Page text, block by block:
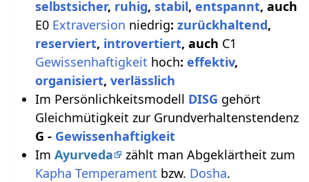
selbstsicher, ruhig, stabil, entspannt, auch
E0 Extraversion niedrig: zurückhaltend,
reserviert, introvertiert, auch C1
Gewissenhaftigkeit hoch: effektiv,
organisiert, verlässlich
Im Persönlichkeitsmodell DISG gehört
Gleichmütigkeit zur Grundverhaltenstendenz
G - Gewissenhaftigkeit
Im Ayurveda
zählt man Abgeklärtheit zum
Kapha Temperament bzw. Dosha.